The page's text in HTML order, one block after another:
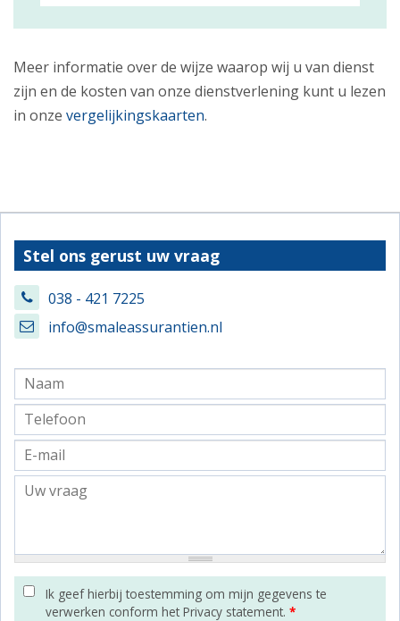
Meer informatie over de wijze waarop wij u van dienst
zijn en de kosten van onze dienstverlening kunt u lezen
in onze vergelijkingskaarten.
Stel ons gerust uw vraag
038 - 421 7225
info@smaleassurantien.nl
Ik geef hierbij toestemming om mijn gegevens te
verwerken conform het Privacy statement. *